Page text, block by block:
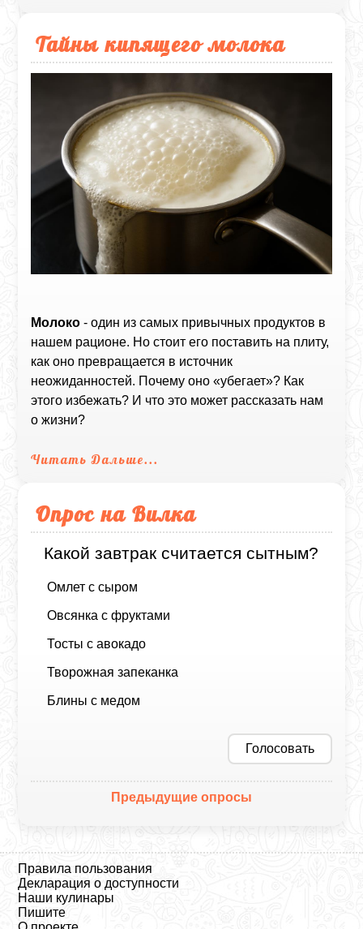
Тайны кипящего молока
Молоко - один из самых привычных продуктов в
нашем рационе. Но стоит его поставить на плиту,
как оно превращается в источник
неожиданностей. Почему оно «убегает»? Как
этого избежать? И что это может рассказать нам
о жизни?
Читать Дальше...
Опрос на Вилка
Какой завтрак считается сытным?
Омлет с сыром
Овсянка с фруктами
Тосты с авокадо
Творожная запеканка
Блины с медом
Голосовать
Предыдущие опросы
Правила пользования
Декларация о доступности
Наши кулинары
Пишите